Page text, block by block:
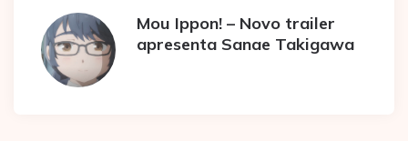
Mou Ippon! – Novo trailer
apresenta Sanae Takigawa